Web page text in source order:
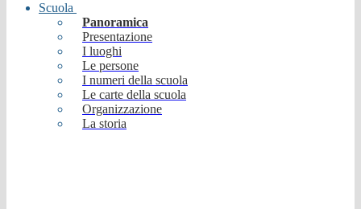
Scuola
Panoramica
Presentazione
I luoghi
Le persone
I numeri della scuola
Le carte della scuola
Organizzazione
La storia